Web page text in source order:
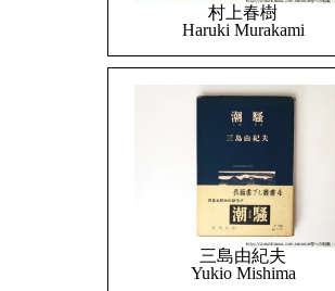
村上春樹
Haruki Murakami
三島由紀夫
Yukio Mishima